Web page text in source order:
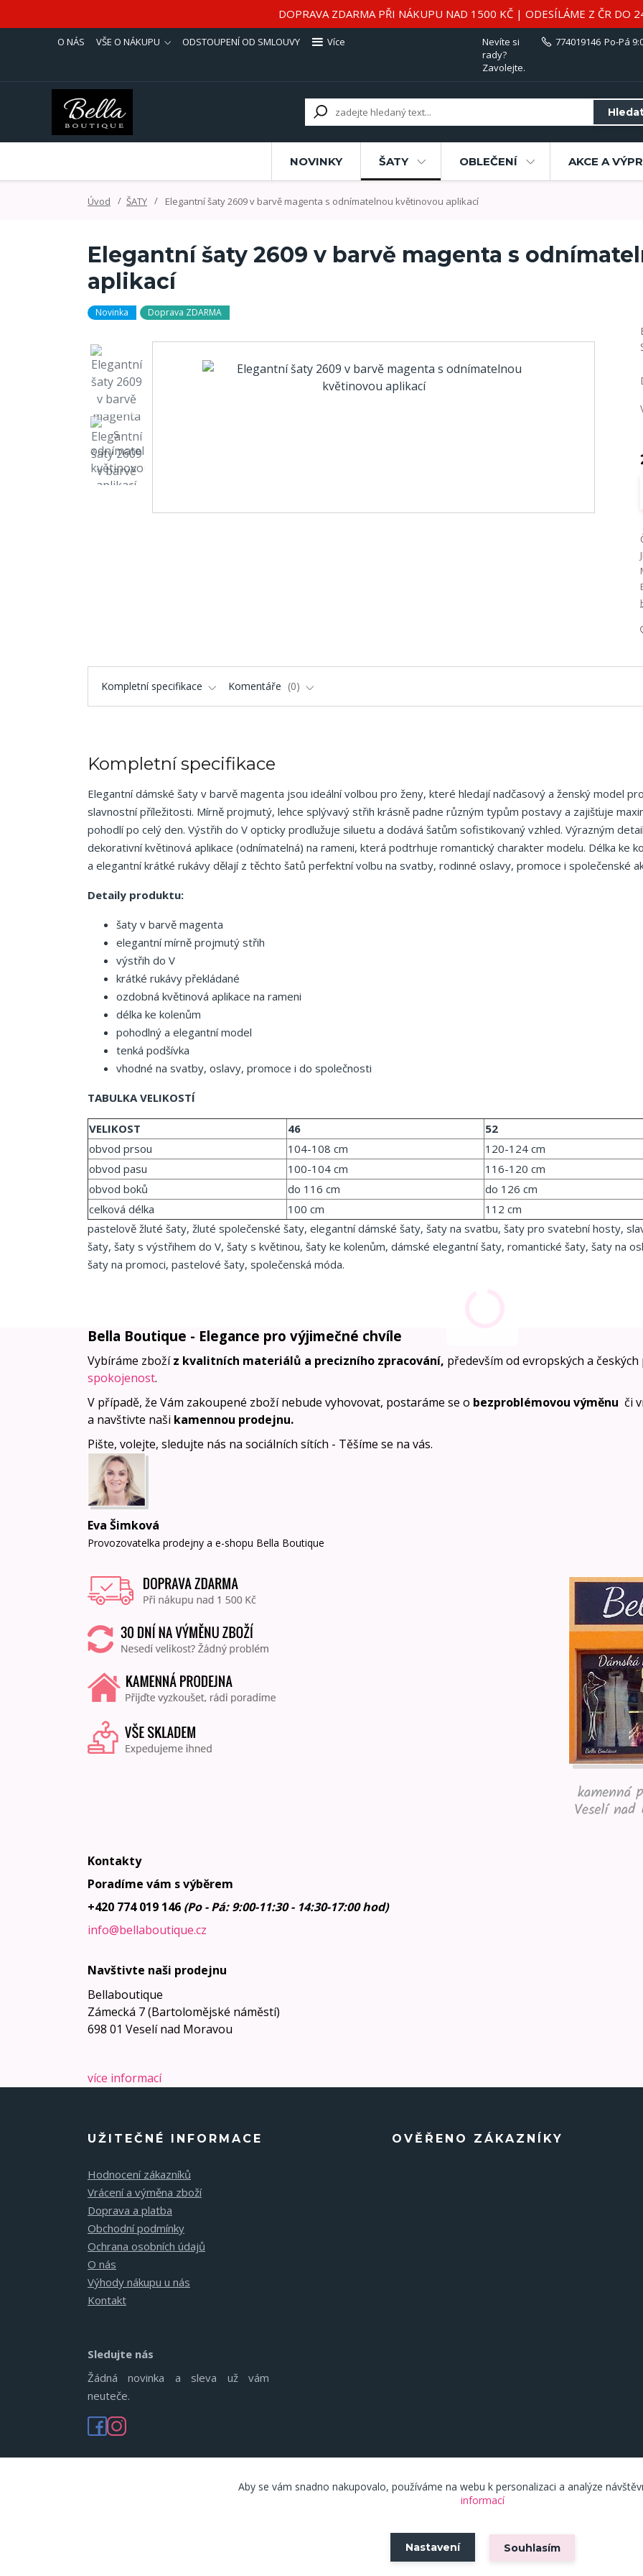
DOPRAVA ZDARMA PŘI NÁKUPU NAD 1500 KČ | ODESÍLÁME Z ČR DO
O NÁS VŠE O NÁKUPU ODSTOUPENÍ OD SMLOUVY Více
Nevíte si
rady?
Zavolejte.
774019146 Po-Pá
NOVINKY ŠATY OBLEČENÍ AKCE A
Úvod ŠATY Elegantní šaty 2609 v barvě magenta s odnímatelnou květinovou aplikací
Elegantní šaty 2609 v barvě magenta s
aplikací
Novinka Doprava ZDARMA
Kompletní specifikace Komentáře 0
Kompletní specifikace
Elegantní dámské šaty v barvě magenta jsou ideální volbou pro ženy, které hledají nadčasový a ženský model pro
slavnostní příležitosti. Mírně projmutý, lehce splývavý střih krásně padne různým typům postavy a zajišťuje
pohodlí po celý den. Výstřih do V opticky prodlužuje siluetu a dodává šatům sofistikovaný vzhled. Výrazným
dekorativní květinová aplikace (odnímatelná) na rameni, která podtrhuje romantický charakter modelu. Délka ke
a elegantní krátké rukávy dělají z těchto šatů perfektní volbu na svatby, rodinné oslavy, promoce i společenské
Detaily produktu:
šaty v barvě magenta
elegantní mírně projmutý střih
výstřih do V
krátké rukávy překládané
ozdobná květinová aplikace na rameni
délka ke kolenům
pohodlný a elegantní model
tenká podšívka
vhodné na svatby, oslavy, promoce i do společnosti
TABULKA VELIKOSTÍ
VELIKOST 46
52
obvod prsou
104-108 cm
120-124 cm
obvod pasu
100-104 cm
116-120 cm
obvod boků
do 116 cm
do 126 cm
celková délka
100 cm
112 cm
pastelově žluté šaty, žluté společenské šaty, elegantní dámské šaty, šaty na svatbu, šaty pro svatební hosty,
šaty, šaty s výstřihem do V, šaty s květinou, šaty ke kolenům, dámské elegantní šaty, romantické šaty, šaty na
šaty na promoci, pastelové šaty, společenská móda.
Bella Boutique - Elegance pro výjimečné chvíle
Vybíráme zbožíz kvalitních materiálů a precizního zpracování, především od evropských a
spokojenost.
V případě, že Vám zakoupené zboží nebude vyhovovat, postaráme se o bezproblémovou výměnu či
a navštivte naši kamennou prodejnu.
Pište, volejte, sledujte nás na sociálních sítích - Těšíme se na vás.
Eva Šimková
Provozovatelka prodejny a e-shopu Bella Boutique
Kontakty
Poradíme vám s výběrem
+420 774 019 146 (Po - Pá: 9:00-11:30 - 14:30-17:00 hod)
info@bellaboutique.cz
Navštivte naši prodejnu
Bellaboutique
Zámecká 7 (Bartolomějské náměstí)
698 01 Veselí nad Moravou
více informací
UŽITEČNÉ INFORMACE
Hodnocení zákazníků
Vrácení a výměna zboží
Doprava a platba
Obchodní podmínky
Ochrana osobních údajů
O nás
Výhody nákupu u nás
Kontakt
Sledujte nás
Žádná novinka a sleva už vám
neuteče.
OVĚŘENO ZÁKAZNÍKY
Vytvořeno na Eshop-rychle.cz
Aby se vám snadno nakupovalo, používáme na webu k personalizaci a analýze
informací
Nastavení Souhlasím